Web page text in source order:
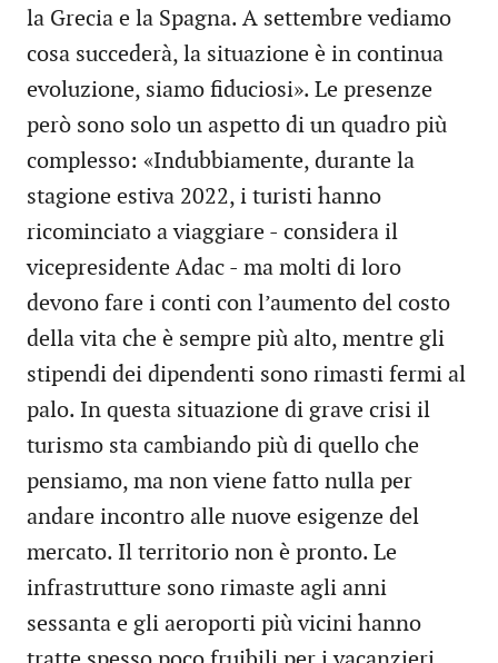
la Grecia e la Spagna. A settembre vediamo
cosa succederà, la situazione è in continua
evoluzione, siamo fiduciosi». Le presenze
però sono solo un aspetto di un quadro più
complesso: «Indubbiamente, durante la
stagione estiva 2022, i turisti hanno
ricominciato a viaggiare - considera il
vicepresidente Adac - ma molti di loro
devono fare i conti con l’aumento del costo
della vita che è sempre più alto, mentre gli
stipendi dei dipendenti sono rimasti fermi al
palo. In questa situazione di grave crisi il
turismo sta cambiando più di quello che
pensiamo, ma non viene fatto nulla per
andare incontro alle nuove esigenze del
mercato. Il territorio non è pronto. Le
infrastrutture sono rimaste agli anni
sessanta e gli aeroporti più vicini hanno